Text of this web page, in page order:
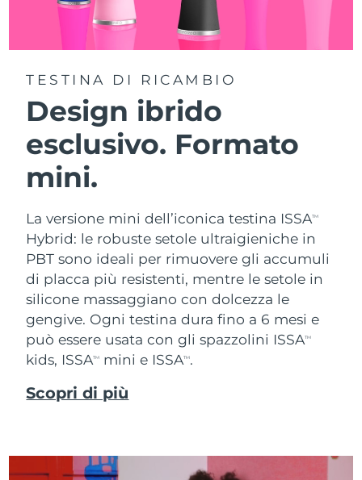
TESTINA DI RICAMBIO
Design ibrido
esclusivo. Formato
mini.
La versione mini dell’iconica testina ISSATM
Hybrid: le robuste setole ultraigieniche in
PBT sono ideali per rimuovere gli accumuli
di placca più resistenti, mentre le setole in
silicone massaggiano con dolcezza le
gengive. Ogni testina dura fino a 6 mesi e
può essere usata con gli spazzolini ISSATM
kids, ISSATM mini e ISSATM.
Scopri di più